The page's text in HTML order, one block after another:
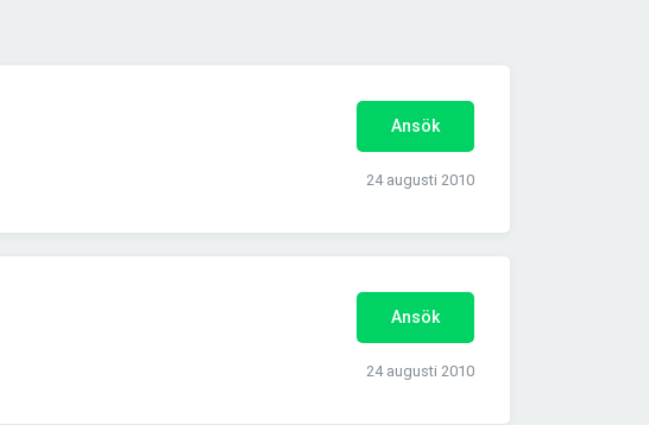
Ansök
24 augusti 2010
Ansök
24 augusti 2010